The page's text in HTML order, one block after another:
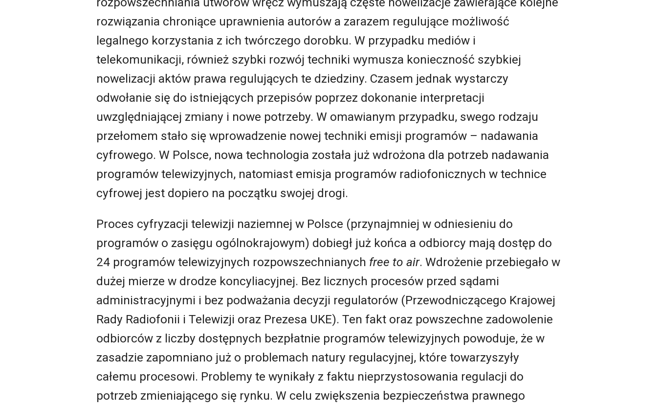
rozwiązania chroniące uprawnienia autorów a zarazem regulujące możliwość
legalnego korzystania z ich twórczego dorobku. W przypadku mediów i
telekomunikacji, również szybki rozwój techniki wymusza konieczność szybkiej
nowelizacji aktów prawa regulujących te dziedziny. Czasem jednak wystarczy
odwołanie się do istniejących przepisów poprzez dokonanie interpretacji
uwzględniającej zmiany i nowe potrzeby. W omawianym przypadku, swego rodzaju
przełomem stało się wprowadzenie nowej techniki emisji programów – nadawania
cyfrowego. W Polsce, nowa technologia została już wdrożona dla potrzeb nadawania
programów telewizyjnych, natomiast emisja programów radiofonicznych w technice
cyfrowej jest dopiero na początku swojej drogi.
Proces cyfryzacji telewizji naziemnej w Polsce (przynajmniej w odniesieniu do
programów o zasięgu ogólnokrajowym) dobiegł już końca a odbiorcy mają dostęp do
24 programów telewizyjnych rozpowszechnianych free to air. Wdrożenie przebiegało w
dużej mierze w drodze koncyliacyjnej. Bez licznych procesów przed sądami
administracyjnymi i bez podważania decyzji regulatorów (Przewodniczącego Krajowej
Rady Radiofonii i Telewizji oraz Prezesa UKE). Ten fakt oraz powszechne zadowolenie
odbiorców z liczby dostępnych bezpłatnie programów telewizyjnych powoduje, że w
zasadzie zapomniano już o problemach natury regulacyjnej, które towarzyszyły
całemu procesowi. Problemy te wynikały z faktu nieprzystosowania regulacji do
potrzeb zmieniającego się rynku. W celu zwiększenia bezpieczeństwa prawnego